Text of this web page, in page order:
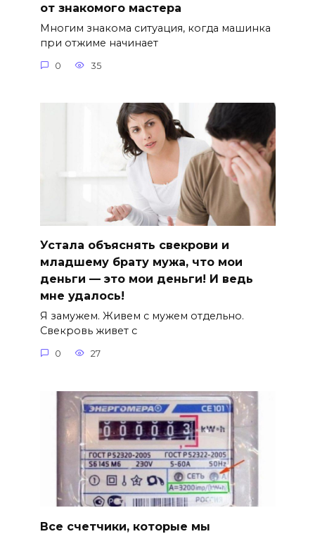
от знакомого мастера
Многим знакома ситуация, когда машинка
при отжиме начинает
0 35
Устала объяснять свекрови и
младшему брату мужа, что мои
деньги — это мои деньги! И ведь
мне удалось!
Я замужем. Живем с мужем отдельно.
Свекровь живет с
0 27
Все счетчики, которые мы